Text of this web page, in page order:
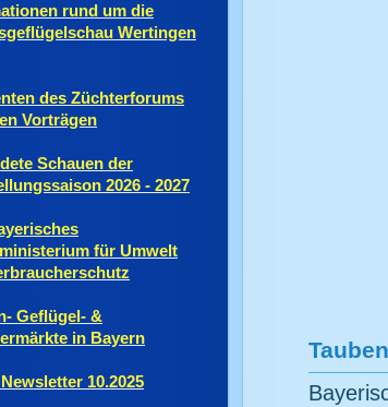
Tauben
rund um die
Wertingen
des Züchterforums
Vorträgen
Schauen der
2026 - 2027
für Umwelt
Geflügel- &
in Bayern
10.2025